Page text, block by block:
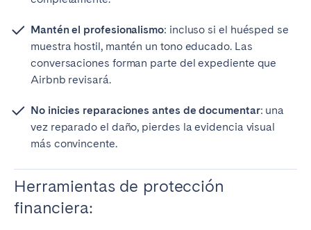
Mantén el profesionalismo: incluso si el huésped se
muestra hostil, mantén un tono educado. Las
conversaciones forman parte del expediente que
Airbnb revisará.
No inicies reparaciones antes de documentar: una
vez reparado el daño, pierdes la evidencia visual
más convincente.
Herramientas de protección
financiera: